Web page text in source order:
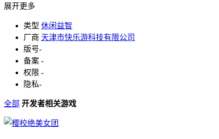
展开更多
类型 休闲益智
厂商 天津市快乐游科技有限公司
版号-
备案 -
权限 -
隐私-
全部 开发者相关游戏